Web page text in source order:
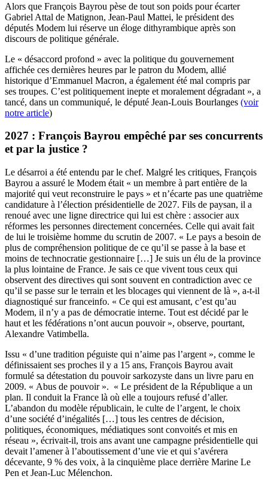
Alors que François Bayrou pèse de tout son poids pour écarter
Gabriel Attal de Matignon, Jean-Paul Mattei, le président des
députés Modem lui réserve un éloge dithyrambique après son
discours de politique générale.
Le « désaccord profond » avec la politique du gouvernement
affichée ces dernières heures par le patron du Modem, allié
historique d’Emmanuel Macron, a également été mal compris par
ses troupes. C’est politiquement inepte et moralement dégradant », a
tancé, dans un communiqué, le député Jean-Louis Bourlanges (voir
notre article)
2027 : François Bayrou empêché par ses concurrents
et par la justice ?
Le désarroi a été entendu par le chef. Malgré les critiques, François
Bayrou a assuré le Modem était « un membre à part entière de la
majorité qui veut reconstruire le pays » et n’écarte pas une quatrième
candidature à l’élection présidentielle de 2027. Fils de paysan, il a
renoué avec une ligne directrice qui lui est chère : associer aux
réformes les personnes directement concernées. Celle qui avait fait
de lui le troisième homme du scrutin de 2007. « Le pays a besoin de
plus de compréhension politique de ce qu’il se passe à la base et
moins de technocratie gestionnaire […] Je suis un élu de la province
la plus lointaine de France. Je sais ce que vivent tous ceux qui
observent des directives qui sont souvent en contradiction avec ce
qu’il se passe sur le terrain et les blocages qui viennent de là », a-t-il
diagnostiqué sur franceinfo. « Ce qui est amusant, c’est qu’au
Modem, il n’y a pas de démocratie interne. Tout est décidé par le
haut et les fédérations n’ont aucun pouvoir », observe, pourtant,
Alexandre Vatimbella.
Issu « d’une tradition péguiste qui n’aime pas l’argent », comme le
définissaient ses proches il y a 15 ans, François Bayrou avait
formulé sa détestation du pouvoir sarkozyste dans un livre paru en
2009. « Abus de pouvoir ». « Le président de la République a un
plan. Il conduit la France là où elle a toujours refusé d’aller.
L’abandon du modèle républicain, le culte de l’argent, le choix
d’une société d’inégalités […] tous les centres de décision,
politiques, économiques, médiatiques sont convoités et mis en
réseau », écrivait-il, trois ans avant une campagne présidentielle qui
devait l’amener à l’aboutissement d’une vie et qui s’avérera
décevante, 9 % des voix, à la cinquième place derrière Marine Le
Pen et Jean-Luc Mélenchon.